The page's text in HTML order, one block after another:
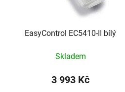
EasyControl EC5410-II bílý
Skladem
3 993 Kč